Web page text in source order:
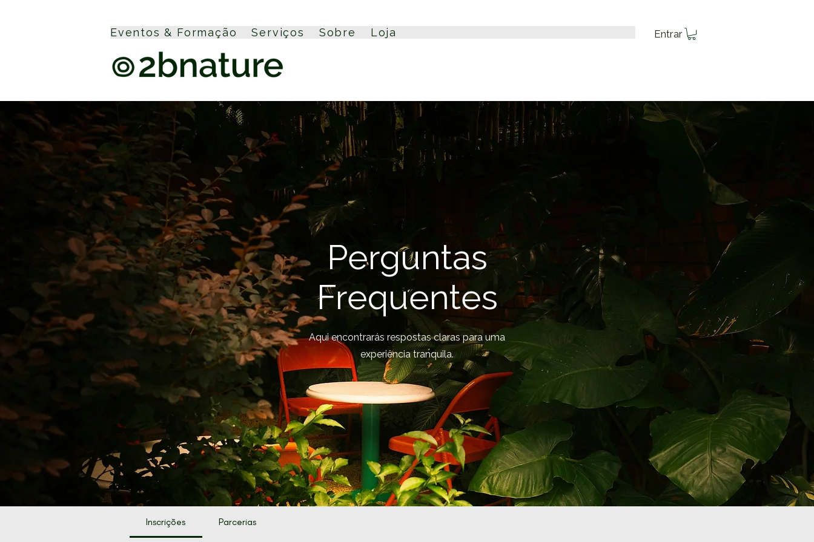
Eventos & Formação Serviços Sobre Loja Entrar
Perguntas
Frequentes
Aqui encontrarás respostas claras para uma
experiência tranquila.
Inscrições Parcerias